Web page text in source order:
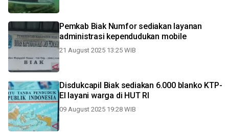
Pemkab Biak Numfor sediakan layanan
administrasi kependudukan mobile
21 August 2025 13:25 WIB
Disdukcapil Biak sediakan 6.000 blanko KTP-
El layani warga di HUT RI
09 August 2025 19:28 WIB